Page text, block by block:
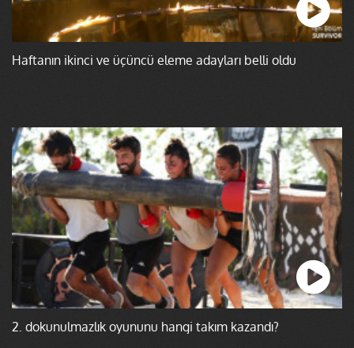
Haftanın ikinci ve üçüncü eleme adayları belli oldu
2. dokunulmazlık oyununu hangi takım kazandı?